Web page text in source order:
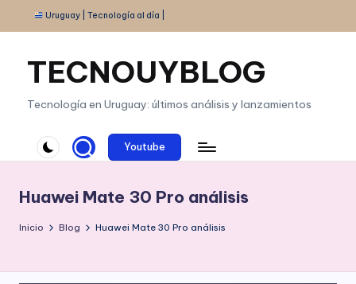
Saltar
contenido
Uruguay | Tecnología al día |
TECNOUYBLOG
Tecnología en Uruguay: últimos análisis y lanzamientos
Youtube
Huawei Mate 30 Pro análisis
Inicio Blog Huawei Mate 30 Pro análisis